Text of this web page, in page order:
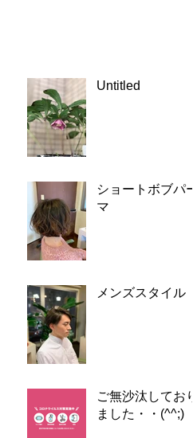
Untitled
ショートボブパー
マ
メンズスタイル
ご無沙汰しており
ました・・(^^;)